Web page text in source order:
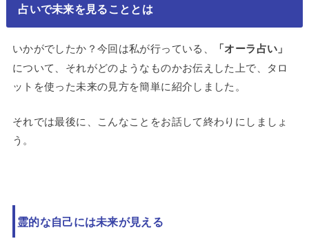
占いで未来を見ることとは
いかがでしたか？今回は私が行っている、 「オーラ占い」
について、それがどのようなものかお伝えした上で、タロ
ットを使った未来の見方を簡単に紹介しました。
それでは最後に、こんなことをお話して終わりにしましょ
う。
霊的な自己には未来が見える